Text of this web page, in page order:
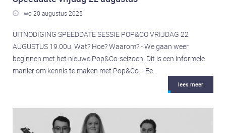
 wo 20 augustus 2025
UITNODIGING SPEEDDATE SESSIE POP&CO VRIJDAG 22
AUGUSTUS 19.00u. Wat? Hoe? Waarom? - We gaan weer
beginnen met het nieuwe Pop&Co-seizoen. Dit is een informele
manier om kennis te maken met Pop&Co. - Ee...
lees meer